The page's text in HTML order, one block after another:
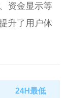
资金显示等
升了用户体
24H最低